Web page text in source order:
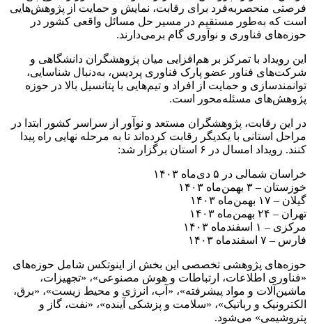
فرصتی منحصربه‌فرد برای رقابت، نمایش و حمایت از پژوهش‌هایی
است که به‌طور مستقیم در مسیر حل مسائل واقعی کشور در
حوزه‌های فناوری و نوآوری گام برمی‌دارند.
این رویداد با تمرکز بر هم‌افزایی میان پژوهشگران دانشگاهی و
شرکت‌های فناور عضو پارک فناوری پردیس، به‌دنبال شناسایی،
توانمندسازی و حمایت از افراد و تیم‌هایی با پتانسیل بالا در حوزه
پژوهش‌های مسئله‌محور است.
در این رقابت، پژوهشگران مستعد و نوآور از سراسر کشور ابتدا در
مراحل استانی با یکدیگر رقابت کرده‌اند تا به مرحله نهایی راه پیدا
کنند. رویداد امسال در ۶ استان برگزار شد:
خراسان شمالی در ۵ دی‌ماه ۱۴۰۳
خوزستان – ۳ بهمن‌ماه ۱۴۰۳
گیلان – ۱۷ بهمن‌ماه ۱۴۰۳
تهران – ۲۴ بهمن‌ماه ۱۴۰۳
مرکزی – ۱ اسفندماه ۱۴۰۳
فارس – ۷ اسفندماه ۱۴۰۳
حوزه‌های پژوهشی تخصصی این بخش از اینوتکس شامل حوزه‌های
«فناوری اطلاعات، ارتباطات و هوش مصنوعی»، «تجهیزات،
ماشین‌آلات و مواد پیشرفته»، «آب، انرژی و محیط زیست»، «برق،
الکترونیک و رباتیک»، «سلامت و پزشکی آینده»، «نفت، گاز و
پتروشیمی» می‌شود.